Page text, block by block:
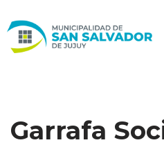
al
Garrafa